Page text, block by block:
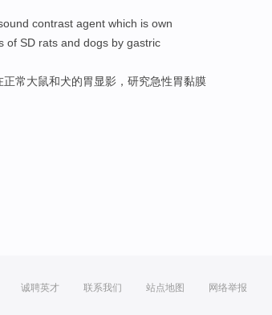
contrast agent which is own
of SD rats and dogs by gastric
正常大鼠和犬的胃显影，研究急性胃黏膜
诚聘英才 联系我们 站点地图 网络举报